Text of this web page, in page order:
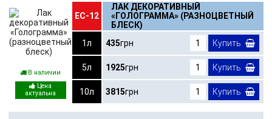
В наличии
ЕС-12
ЛАК ДЕКОРАТИВНЫЙ
«ГОЛОГРАММА» (РАЗНОЦВЕТНЫЙ
БЛЕСК)
1л
435грн Купить
5л 1925грн Купить
10л 3815грн Купить